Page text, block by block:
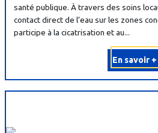
santé publique. À travers des soins
contact direct de l’eau sur les zones
participe à la cicatrisation et au...
En savoir +